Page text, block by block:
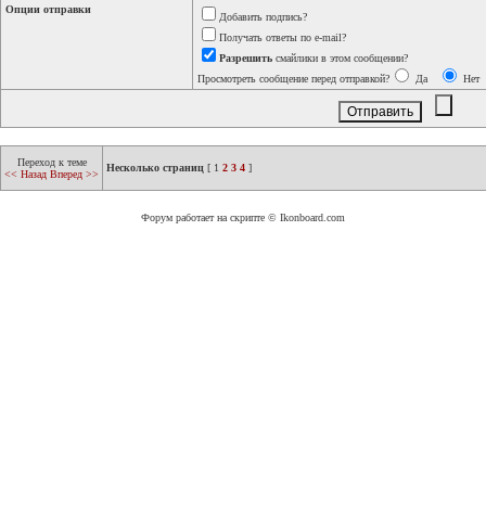
Опции отправки
Добавить подпись?
Получать ответы по e-mail?
Разрешить смайлики в этом сообщении?
Просмотреть сообщение перед отправкой?
Да Нет
Переход к теме
<< Назад Вперед >>
Несколько страниц [ 1 2 3 4 ]
Форум работает на скрипте © Ikonboard.com